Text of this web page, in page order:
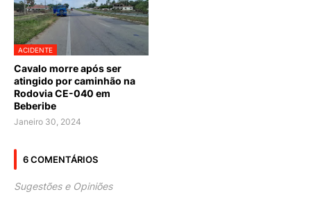
ACIDENTE
Cavalo morre após ser
atingido por caminhão na
Rodovia CE-040 em
Beberibe
Janeiro 30, 2024
6 COMENTÁRIOS
Sugestões e Opiniões